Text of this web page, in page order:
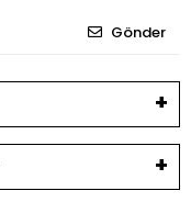
Gönder